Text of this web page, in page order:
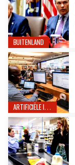
BUITENLAND
ARTIFICIËLE INTELLIGENTIE